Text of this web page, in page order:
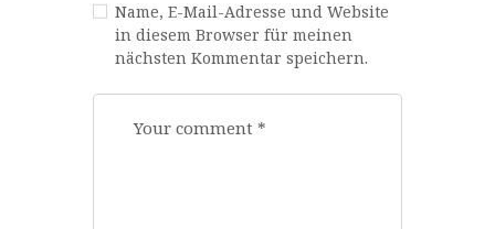
Name, E-Mail-Adresse und Website
in diesem Browser für meinen
nächsten Kommentar speichern.